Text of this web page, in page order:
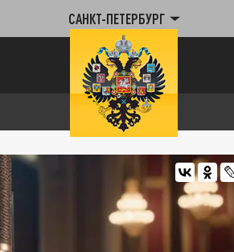
САНКТ-ПЕТЕРБУРГ